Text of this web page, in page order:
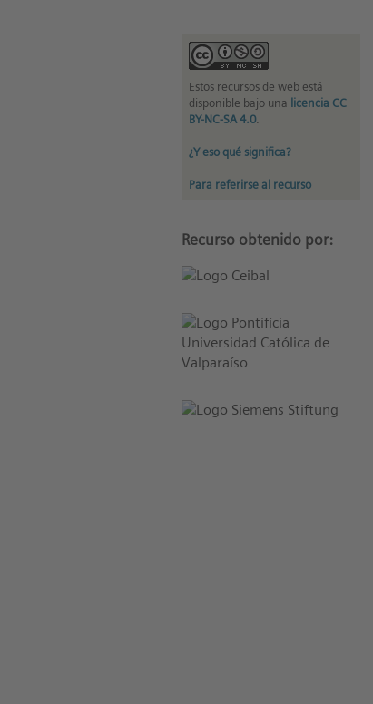
Estos recursos de web está
disponible bajo una licencia CC
BY-NC-SA 4.0.
¿Y eso qué significa?
Para referirse al recurso
Recurso obtenido por: